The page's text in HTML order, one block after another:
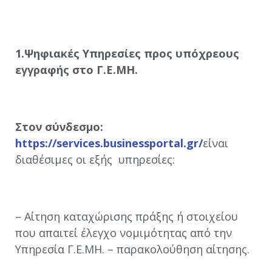
1.Ψηφιακές Υπηρεσίες προς υπόχρεους
εγγραφής στο Γ.Ε.ΜΗ.
Στον σύνδεσμο:
https://services.businessportal.gr/είναι
διαθέσιμες οι εξής υπηρεσίες:
– Αίτηση καταχώρισης πράξης ή στοιχείου
που απαιτεί έλεγχο νομιμότητας από την
Υπηρεσία Γ.Ε.ΜΗ. – παρακολούθηση αίτησης.